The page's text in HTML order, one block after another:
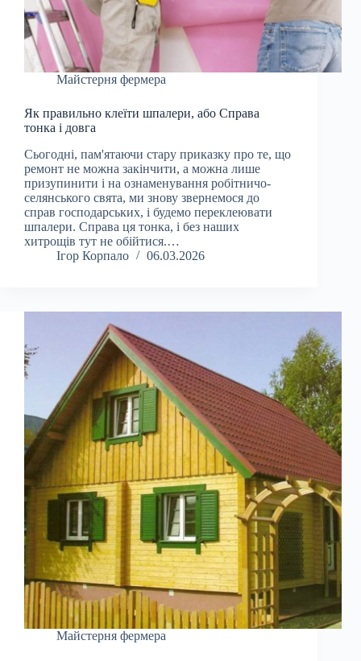
Майстерня фермера
Як правильно клеїти шпалери, або Справа
тонка і довга
Сьогодні, пам'ятаючи стару приказку про те, що
ремонт не можна закінчити, а можна лише
призупинити і на ознаменування робітничо-
селянського свята, ми знову звернемося до
справ господарських, і будемо переклеювати
шпалери. Справа ця тонка, і без наших
хитрощів тут не обійтися.…
Ігор Корпало
06.03.2026
Майстерня фермера